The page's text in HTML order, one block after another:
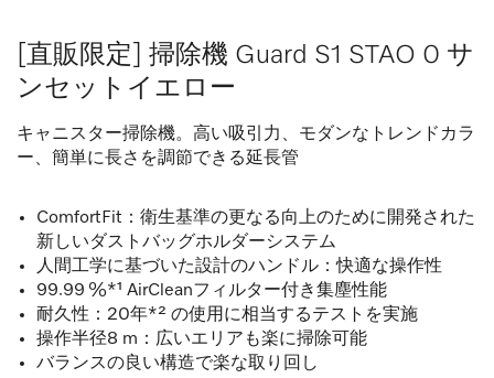
[直販限定] 掃除機 Guard S1 STAO 0 サ
ンセットイエロー
キャニスター掃除機。高い吸引力、モダンなトレンドカラ
ー、簡単に長さを調節できる延長管
ComfortFit：衛生基準の更なる向上のために開発された
新しいダストバッグホルダーシステム
人間工学に基づいた設計のハンドル：快適な操作性
99.99 %*¹ AirCleanフィルター付き集塵性能
耐久性：20年*² の使用に相当するテストを実施
操作半径8 m：広いエリアも楽に掃除可能
バランスの良い構造で楽な取り回し